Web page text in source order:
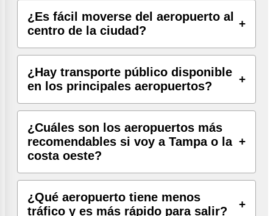
¿Es fácil moverse del aeropuerto al
centro de la ciudad?
¿Hay transporte público disponible
en los principales aeropuertos?
¿Cuáles son los aeropuertos más
recomendables si voy a Tampa o la
costa oeste?
¿Qué aeropuerto tiene menos
tráfico y es más rápido para salir?